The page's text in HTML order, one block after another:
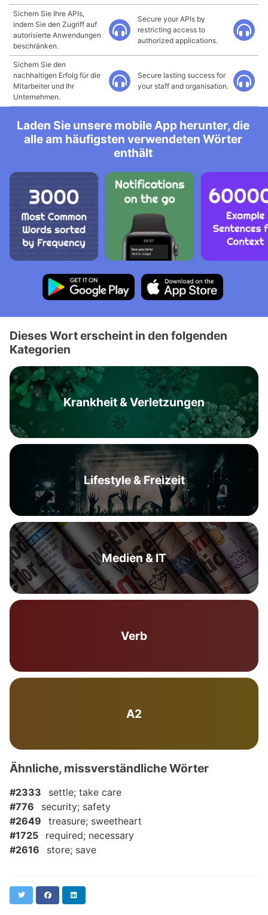
Sichern Sie Ihre APIs,
indem Sie den Zugriff auf
autorisierte Anwendungen
beschränken.
Secure your APIs by
restricting access to
authorized applications.
Sichern Sie den
nachhaltigen Erfolg für die
Mitarbeiter und Ihr
Unternehmen.
Secure lasting success for
your staff and organisation.
Laden Sie unsere mobile App herunter, die
alle am häufigsten verwendeten Wörter
enthält
Dieses Wort erscheint in den folgenden
Kategorien
Krankheit & Verletzungen
Lifestyle & Freizeit
Medien & IT
Verb
A2
Ähnliche, missverständliche Wörter
#2333
settle; take care
#776
security; safety
#2649
treasure; sweetheart
#1725
required; necessary
#2616
store; save
Twitter Facebook